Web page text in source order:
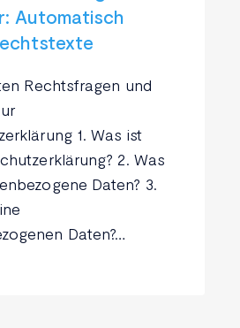
Automatisch
Rechtsfragen und
1. Was ist
2. Was
Daten? 3.
Daten?…